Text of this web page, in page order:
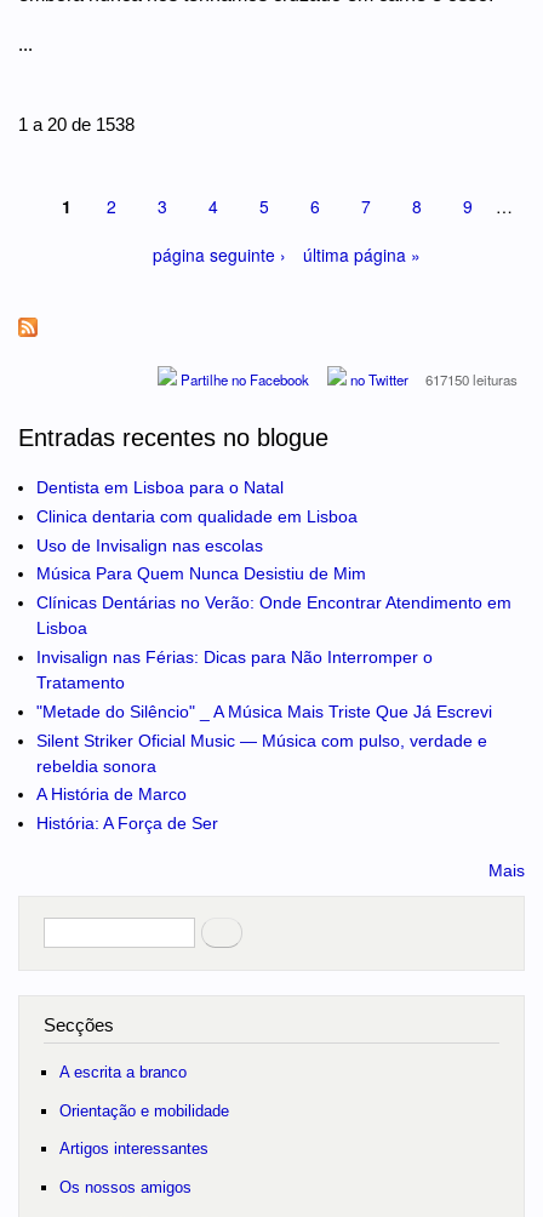
...
1 a 20 de 1538
1 2 3 4 5 6 7 8 9
…
página seguinte ›
última página »
Partilhe no Facebook no Twitter 617150 leituras
Entradas recentes no blogue
Dentista em Lisboa para o Natal
Clinica dentaria com qualidade em Lisboa
Uso de Invisalign nas escolas
Música Para Quem Nunca Desistiu de Mim
Clínicas Dentárias no Verão: Onde Encontrar Atendimento em
Lisboa
Invisalign nas Férias: Dicas para Não Interromper o
Tratamento
"Metade do Silêncio" _ A Música Mais Triste Que Já Escrevi
Silent Striker Oficial Music — Música com pulso, verdade e
rebeldia sonora
A História de Marco
História: A Força de Ser
Mais
Pesquisar
Secções
A escrita a branco
Orientação e mobilidade
Artigos interessantes
Os nossos amigos